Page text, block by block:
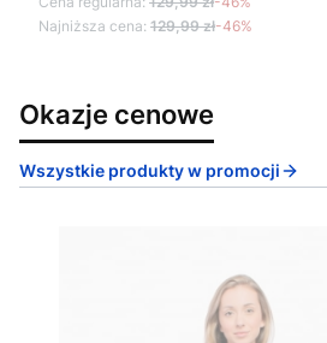
Najniższa cena: 129,99 zł-46%
Okazje cenowe
Wszystkie produkty w promocji